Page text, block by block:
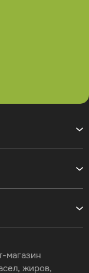
магазин
жиров,